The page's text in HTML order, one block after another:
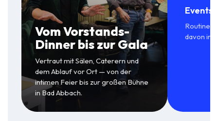
Vom Vorstands-
Dinner bis zur Gala
Vertraut mit Sälen, Caterern und
dem Ablauf vor Ort — von der
intimen Feier bis zur großen Bühne
in Bad Abbach.
Events
Routine
davon in